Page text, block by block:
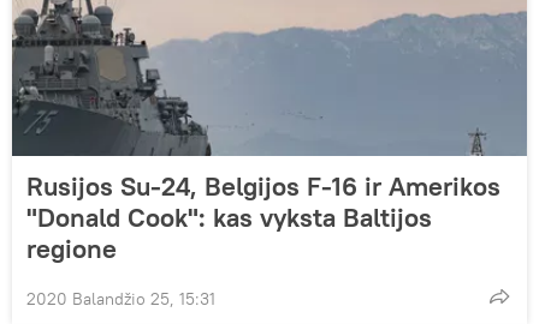
Rusijos Su-24, Belgijos F-16 ir Amerikos
"Donald Cook": kas vyksta Baltijos
regione
2020 Balandžio 25, 15:31